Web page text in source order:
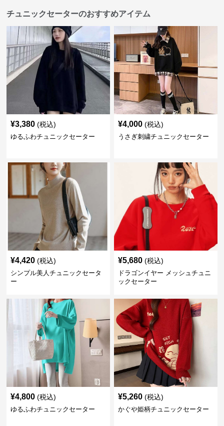
チュニックセーターのおすすめアイテム
¥3,380 (税込)
ゆるふわチュニックセーター
¥4,000 (税込)
うさぎ刺繍チュニックセーター
¥4,420 (税込)
シンプル美人チュニックセータ
ー
¥5,680 (税込)
ドラゴンイヤー メッシュチュニ
ックセーター
¥4,800 (税込)
ゆるふわチュニックセーター
¥5,260 (税込)
かぐや姫柄チュニックセーター